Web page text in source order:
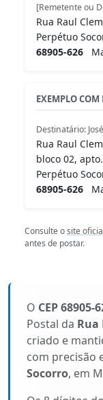
[Remetente ou
Rua Raul
Perpétuo
68905-626
EXEMPLO
Destinatário:
Rua Raul
bloco 02,
Perpétuo
68905-626
Consulte osite
antes de postar.
O CEP 68905-
Postal da Rua
criado e
com precisão
Socorro, em